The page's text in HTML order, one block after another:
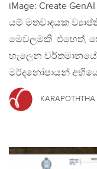
iMage: Create
යම් මතවාදයක
මෙවලමකි. එහෙත්,
හැලෙන
මර්දනෝපායන්
KARAPOTHTHA